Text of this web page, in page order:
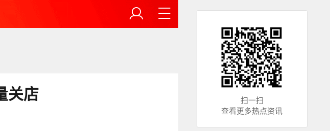
关店
扫一扫
查看更多热点资讯